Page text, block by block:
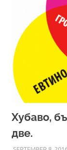
Хубаво,
две.